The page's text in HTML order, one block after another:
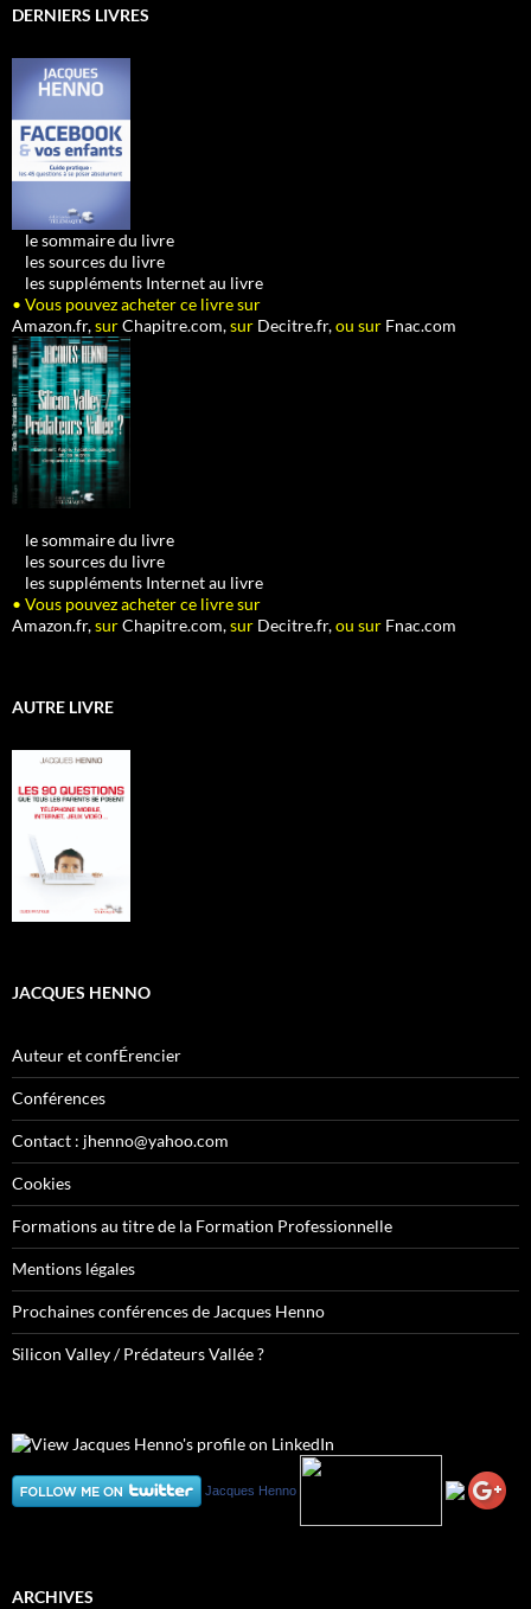
DERNIERS LIVRES
le sommaire du livre
les sources du livre
les suppléments Internet au livre
• Vous pouvez acheter ce livre sur
Amazon.fr,surChapitre.com,sur Decitre.fr,ou sur Fnac.com
le sommaire du livre
les sources du livre
les suppléments Internet au livre
• Vous pouvez acheter ce livre sur
Amazon.fr,surChapitre.com,sur Decitre.fr,ou sur Fnac.com
AUTRE LIVRE
JACQUES HENNO
Auteur et confÉrencier
Conférences
Contact : jhenno@yahoo.com
Cookies
Formations au titre de la Formation Professionnelle
Mentions légales
Prochaines conférences de Jacques Henno
Silicon Valley / Prédateurs Vallée ?
Jacques Henno
ARCHIVES